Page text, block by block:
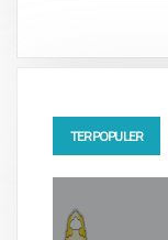
TERPOPULER